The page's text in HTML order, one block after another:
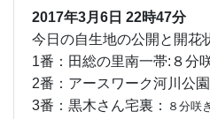
2017年3月6日 22時47分
今日の自生地の公開と開花
1番：田総の里南一帯:８分
2番：アースワーク河川公園
3番：黒木さん宅裏： ８分咲